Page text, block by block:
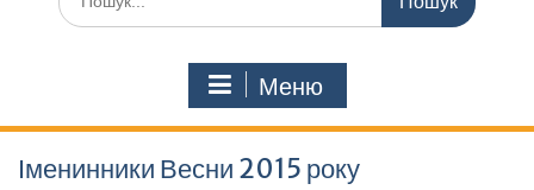
Меню
Іменинники Весни 2015 року